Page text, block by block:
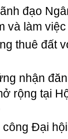
đạo
và làm
thuê đất
nhận
rộng tại
Đại